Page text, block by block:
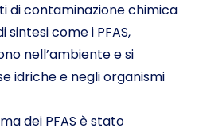
di contaminazione chimica
come i PFAS,
nell’ambiente e si
idriche e negli organismi
dei PFAS è stato